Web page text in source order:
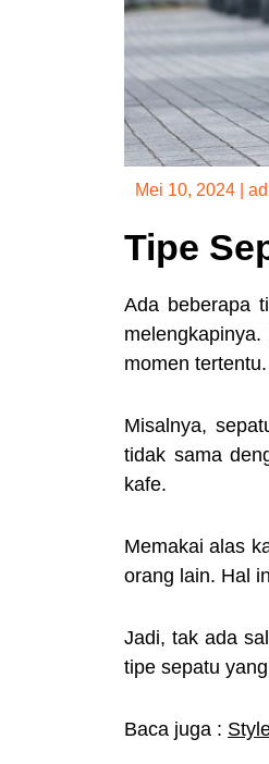
Mei 10, 2024
Tipe
Ada beberapa
momen tertentu.
Misalnya,
tidak sama
kafe.
Memakai alas
orang lain. Hal
Jadi, tak ada
tipe sepatu
Baca juga :